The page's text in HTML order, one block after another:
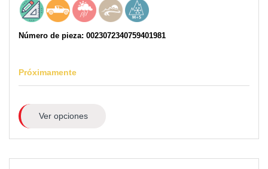
Número de pieza: 0023072340759401981
Próximamente
Ver opciones